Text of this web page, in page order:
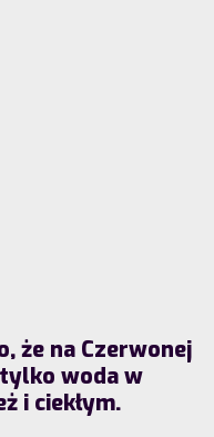
że na Czerwonej
woda w
i ciekłym.